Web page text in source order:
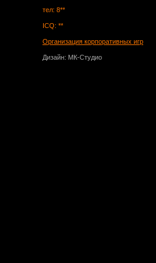
тел: 8**
ICQ: **
Организация корпоративных игр
Дизайн: МК-Студио